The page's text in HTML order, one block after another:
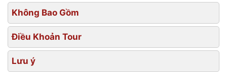
Không Bao Gồm
Điều Khoản Tour
Lưu ý